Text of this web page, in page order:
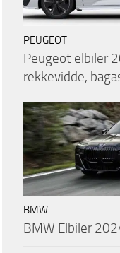
PEUGEOT
Peugeot elbiler
rekkevidde,
BMW
BMW Elbiler